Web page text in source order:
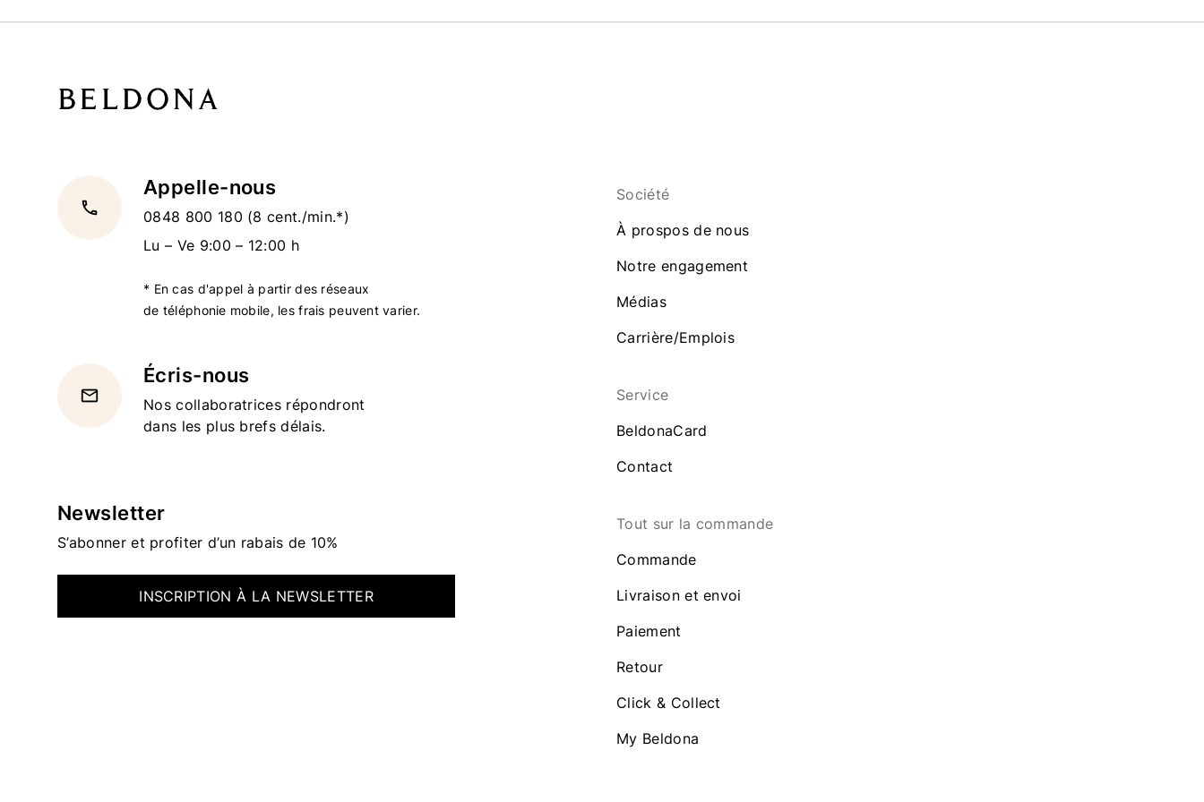
local_phone
Appelle-nous
0848 800 180 (8 cent./min.*)
Lu – Ve 9:00 – 12:00 h
* En cas d'appel à partir des réseaux
de téléphonie mobile, les frais peuvent varier.
email
Écris-nous
Nos collaboratrices répondront
dans les plus brefs délais.
Newsletter
S’abonner et profiter d’un rabais de 10%
INSCRIPTION À LA NEWSLETTER
Société
À prospos de nous
Notre engagement
Médias
Carrière/Emplois
Service
BeldonaCard
Contact
Tout sur la commande
Commande
Livraison et envoi
Paiement
Retour
Click & Collect
My Beldona